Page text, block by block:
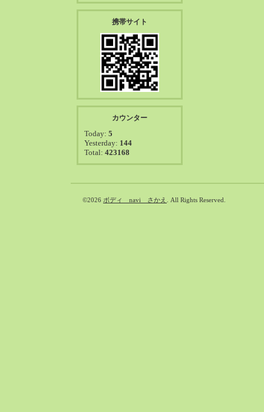
携帯サイト
カウンター
Today: 5
Yesterday: 144
Total: 423168
©2026 ボディ navi さかえ . All Rights Reserved.